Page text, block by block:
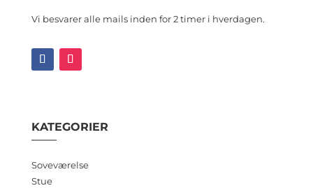
Vi besvarer alle mails inden for 2 timer i hverdagen.
KATEGORIER
Soveværelse
Stue